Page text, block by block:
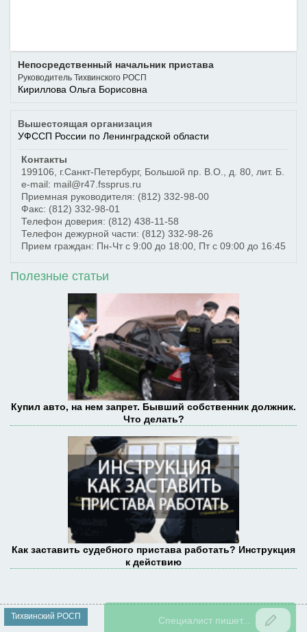
Непосредственный начальник пристава
Руководитель Тихвинского РОСП
Кириллова Ольга Борисовна
Вышестоящая организация
УФССП России по Ленинградской области
Контакты
199106
г.Санкт-Петербург, Большой пр. В.О., д. 80, лит. Б.
e-mail: mail@r47.fssprus.ru
Приемная руководителя: (812) 332-98-00
Факс: (812) 332-98-01
Телефон доверия: (812) 438-11-58
Телефон дежурной части: (812) 332-98-26
Прием граждан: Пн-Чт с 9:00 до 18:00, Пт с 09:00 до 16:45
Полезные статьи
Купил авто, на нем запрет. Бывший собственник должник.
Что делать?
Как заставить судебного пристава работать? Инструкция
к действию
Тихвинский РОСП